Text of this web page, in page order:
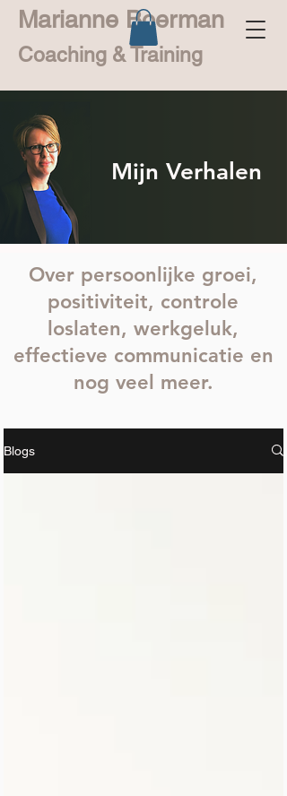
Marianne Boerman
Coaching & Training
Mijn Verhalen
Over persoonlijke groei,
positiviteit, controle
loslaten, werkgeluk,
effectieve communicatie en
nog veel meer.
Blogs